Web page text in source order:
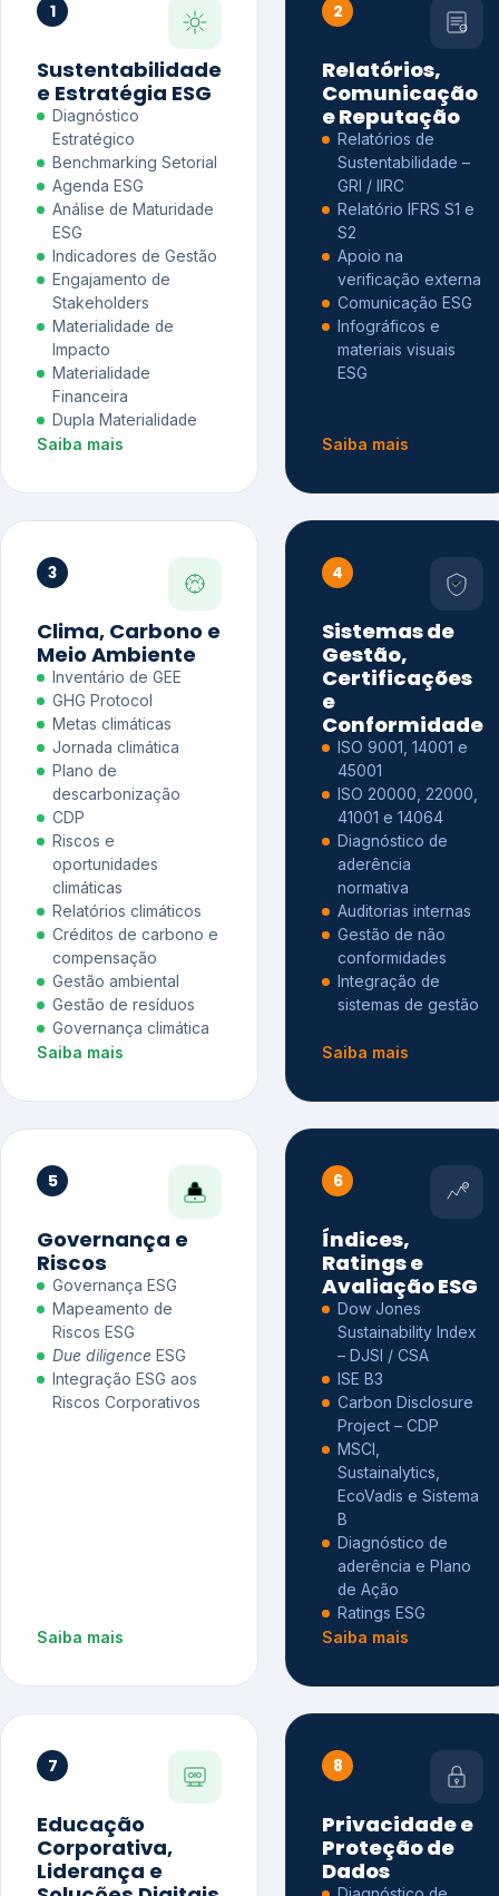
1
Sustentabilidade
e Estratégia ESG
Diagnóstico
Estratégico
Benchmarking Setorial
Agenda ESG
Análise de Maturidade
ESG
Indicadores de Gestão
Engajamento de
Stakeholders
Materialidade de
Impacto
Materialidade
Financeira
Dupla Materialidade
Saiba mais
2
Relatórios,
Comunicação
e Reputação
Relatórios de
Sustentabilidade –
GRI / IIRC
Relatório IFRS S1 e
S2
Apoio na
verificação externa
Comunicação ESG
Infográficos e
materiais visuais
ESG
Saiba mais
3
Clima, Carbono e
Meio Ambiente
Inventário de GEE
GHG Protocol
Metas climáticas
Jornada climática
Plano de
descarbonização
CDP
Riscos e
oportunidades
climáticas
Relatórios climáticos
Créditos de carbono e
compensação
Gestão ambiental
Gestão de resíduos
Governança climática
Saiba mais
4
Sistemas de
Gestão,
Certificações
e
Conformidade
ISO 9001, 14001 e
45001
ISO 20000, 22000,
41001 e 14064
Diagnóstico de
aderência
normativa
Auditorias internas
Gestão de não
conformidades
Integração de
sistemas de gestão
Saiba mais
5
Governança e
Riscos
Governança ESG
Mapeamento de
Riscos ESG
Due diligence ESG
Integração ESG aos
Riscos Corporativos
Saiba mais
6
Índices,
Ratings e
Avaliação ESG
Dow Jones
Sustainability Index
– DJSI / CSA
ISE B3
Carbon Disclosure
Project – CDP
MSCI,
Sustainalytics,
EcoVadis e Sistema
B
Diagnóstico de
aderência e Plano
de Ação
Ratings ESG
Saiba mais
7
Educação
Corporativa,
Liderança e
8
Privacidade e
Proteção de
Dados